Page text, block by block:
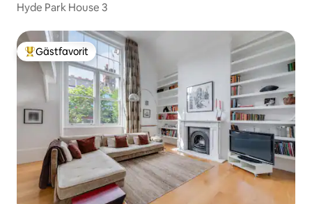
Hyde Park House 3
Populär gästfavorit
Gästfavorit